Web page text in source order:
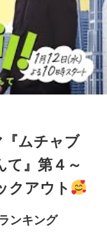
ムチャブ
て』第４～
クアウト
ンキング